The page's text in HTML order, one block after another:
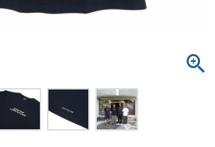
ルーザー）
トラック・ウィールセット）
（初心者におすすめ）
バッグ
グラン